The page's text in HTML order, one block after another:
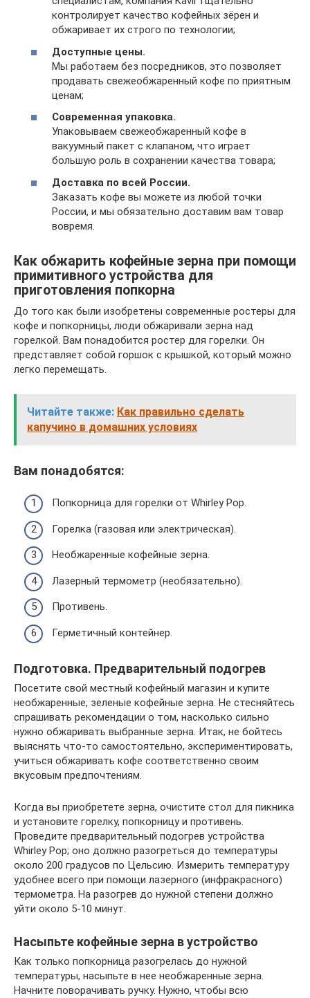
контролирует качество кофейных зёрен и
обжаривает их строго по технологии;
Доступные цены.
Мы работаем без посредников, это позволяет
продавать свежеобжаренный кофе по приятным
ценам;
Современная упаковка.
Упаковываем свежеобжаренный кофе в
вакуумный пакет с клапаном, что играет
большую роль в сохранении качества товара;
Доставка по всей России.
Заказать кофе вы можете из любой точки
России, и мы обязательно доставим вам товар
вовремя.
Как обжарить кофейные зерна при помощи
примитивного устройства для
приготовления попкорна
До того как были изобретены современные ростеры для
кофе и попкорницы, люди обжаривали зерна над
горелкой. Вам понадобится ростер для горелки. Он
представляет собой горшок с крышкой, который можно
легко перемещать.
Читайте также: Как правильно сделать
капучино в домашних условиях
Вам понадобятся:
Попкорница для горелки от Whirley Pop.
Горелка (газовая или электрическая).
Необжаренные кофейные зерна.
Лазерный термометр (необязательно).
Противень.
Герметичный контейнер.
Подготовка. Предварительный подогрев
Посетите свой местный кофейный магазин и купите
необжаренные, зеленые кофейные зерна. Не стесняйтесь
спрашивать рекомендации о том, насколько сильно
нужно обжаривать выбранные зерна. Итак, не бойтесь
выяснять что-то самостоятельно, экспериментировать,
учиться обжаривать кофе соответственно своим
вкусовым предпочтениям.
Когда вы приобретете зерна, очистите стол для пикника
и установите горелку, попкорницу и противень.
Проведите предварительный подогрев устройства
Whirley Pop; оно должно разогреться до температуры
около 200 градусов по Цельсию. Измерить температуру
удобнее всего при помощи лазерного (инфракрасного)
термометра. На разогрев до нужной степени должно
уйти около 5-10 минут.
Насыпьте кофейные зерна в устройство
Как только попкорница разогрелась до нужной
температуры, насыпьте в нее необжаренные зерна.
Начните поворачивать ручку. Нужно, чтобы всю